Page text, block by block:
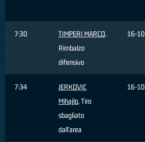
7:30 TIMPERI MARCO,
Rimbalzo
difensivo
16-10
7:34
JERKOVIC
Mihajlo, Tiro
sbagliato
dall'area
16-10